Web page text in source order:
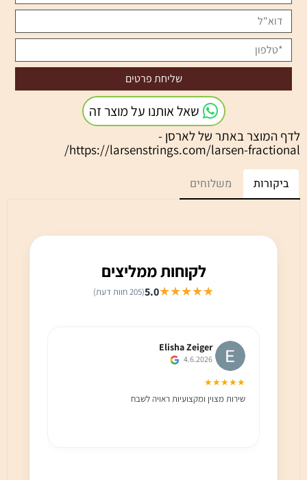
שאל אותנו על מוצר זה
לדף המוצר באתר של לארסן -
https://larsenstrings.com/larsen-fractional/
ביקורות משלוחים
לקוחות ממליצים
★★★★★
5.0(205 חוות דעת)
Elisha Zeiger
4.6.2026
★★★★★
שירות מצוין ומקצועיות ראויה לשבח